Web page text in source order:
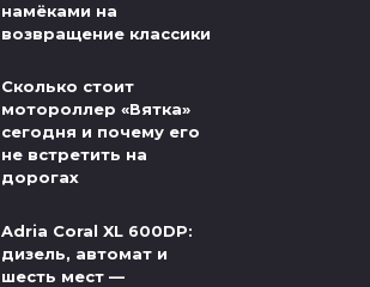
намёками на
возвращение классики
Сколько стоит
мотороллер «Вятка»
сегодня и почему его
не встретить на
дорогах
Adria Coral XL 600DP:
дизель, автомат и
шесть мест —